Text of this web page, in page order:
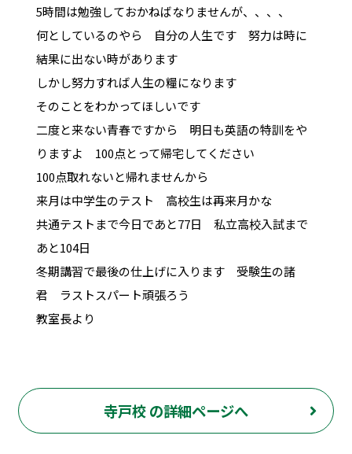
5時間は勉強しておかねばなりませんが、、、、
何としているのやら 自分の人生です 努力は時に
結果に出ない時があります
しかし努力すれば人生の糧になります
そのことをわかってほしいです
二度と来ない青春ですから 明日も英語の特訓をや
りますよ 100点とって帰宅してください
100点取れないと帰れませんから
来月は中学生のテスト 高校生は再来月かな
共通テストまで今日であと77日 私立高校入試まで
あと104日
冬期講習で最後の仕上げに入ります 受験生の諸
君 ラストスパート頑張ろう
教室長より
寺戸校 の詳細ページへ